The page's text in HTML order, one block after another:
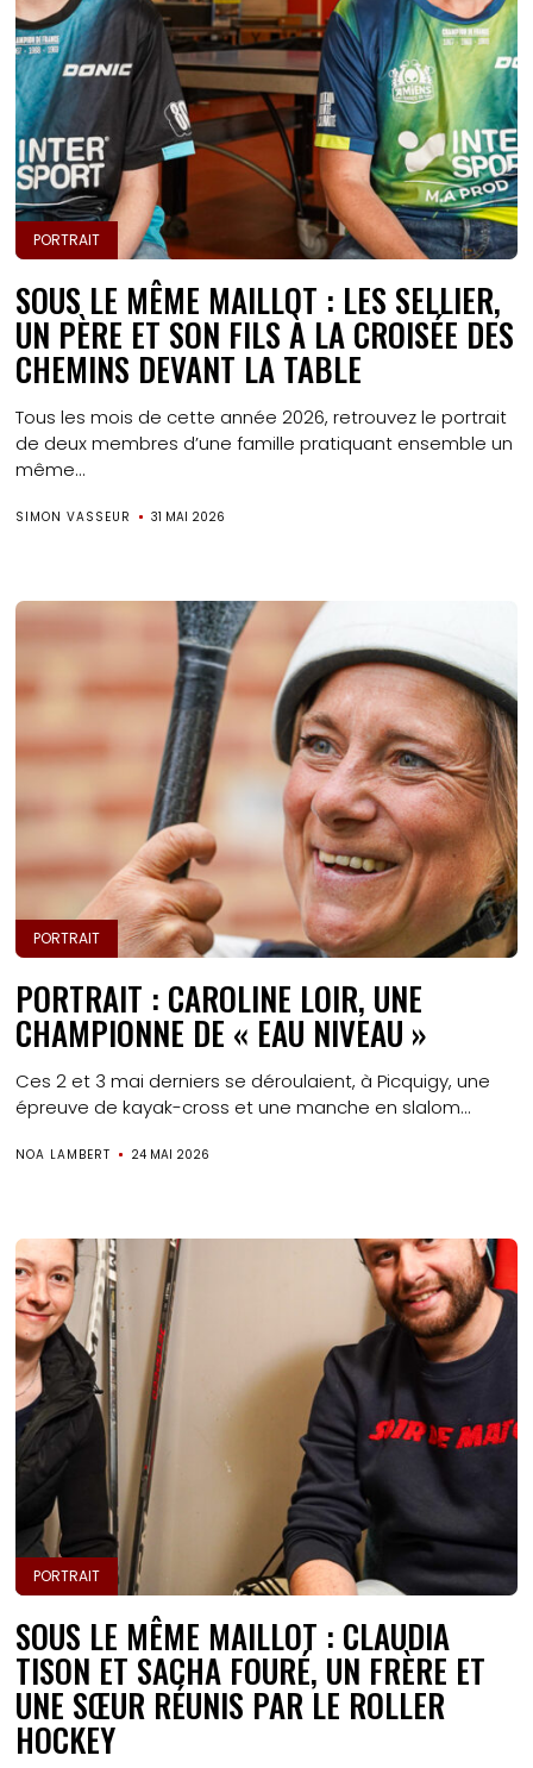
PORTRAIT
SOUS LE MÊME MAILLOT : LES SELLIER,
UN PÈRE ET SON FILS À LA CROISÉE DES
CHEMINS DEVANT LA TABLE
Tous les mois de cette année 2026, retrouvez le portrait
de deux membres d’une famille pratiquant ensemble un
même...
SIMON VASSEUR 31 MAI 2026
PORTRAIT
PORTRAIT : CAROLINE LOIR, UNE
CHAMPIONNE DE « EAU NIVEAU »
Ces 2 et 3 mai derniers se déroulaient, à Picquigy, une
épreuve de kayak-cross et une manche en slalom...
NOA LAMBERT 24 MAI 2026
PORTRAIT
SOUS LE MÊME MAILLOT : CLAUDIA
TISON ET SACHA FOURÉ, UN FRÈRE ET
UNE SŒUR RÉUNIS PAR LE ROLLER
HOCKEY